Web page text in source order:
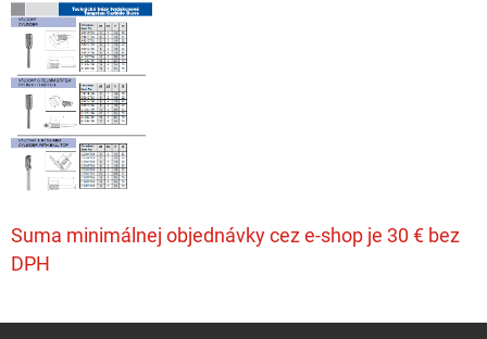
Suma minimálnej objednávky cez e-shop je 30 € bez
DPH